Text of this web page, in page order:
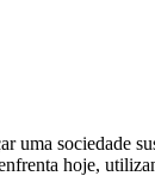
uma sociedade
hoje,